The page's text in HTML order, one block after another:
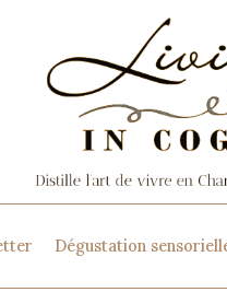
Dégustation